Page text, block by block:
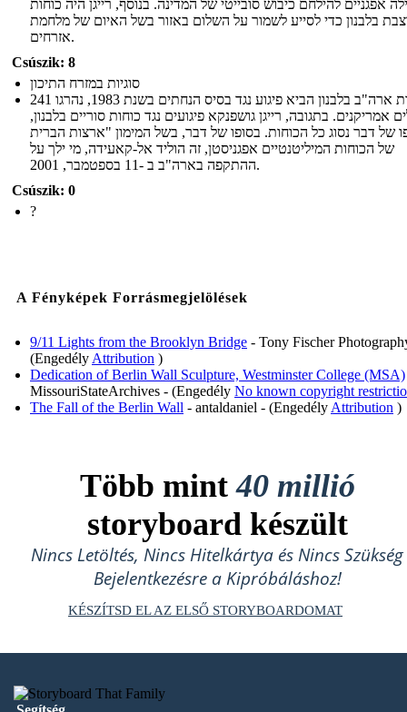
אפגניים להילחם כיבוש סובייטי של המדינה. בנוסף, רייגן היה כוחות
בלבנון כדי לסייע לשמור על השלום באזור בשל האיום של מלחמת
אזרחים.
Csúszik: 8
סוגיות במזרח התיכון
נוכחות ארה"ב בלבנון הביא פיגוע נגד בסיס הנחתים בשנת 1983, נהרגו 241
אמריקנים. בתגובה, רייגן גושפנקא פיגועים נגד כוחות סוריים בלבנון,
של דבר נסוג כל הכוחות. בסופו של דבר, בשל המימון "ארצות הברית
של הכוחות המיליטנטיים אפגניסטן, זה הוליד אל-קאעידה, מי ילך על
ההתקפה בארה"ב ב -11 בספטמבר, 2001.
Csúszik: 0
?
A Fényképek Forrásmegjelölések
9/11 Lights from the Brooklyn Bridge - Tony Fischer
(Engedély Attribution )
Dedication of Berlin Wall Sculpture, Westminster College (MSA)
MissouriStateArchives - (Engedély No known copyright
The Fall of the Berlin Wall - antaldaniel - (Engedély Attribution )
Több mint40 millió
storyboard készült
Nincs Letöltés, Nincs Hitelkártya és Nincs Szükség
Bejelentkezésre a Kipróbáláshoz!
KÉSZÍTSD EL AZ ELSŐ STORYBOARDOMAT